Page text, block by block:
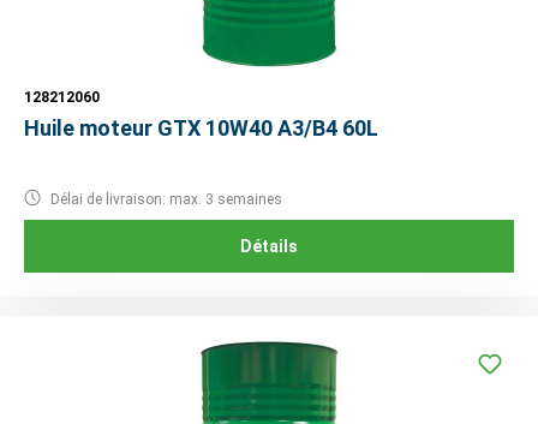
128212060
Huile moteur GTX 10W40 A3/B4 60L
Délai de livraison: max. 3 semaines
Détails